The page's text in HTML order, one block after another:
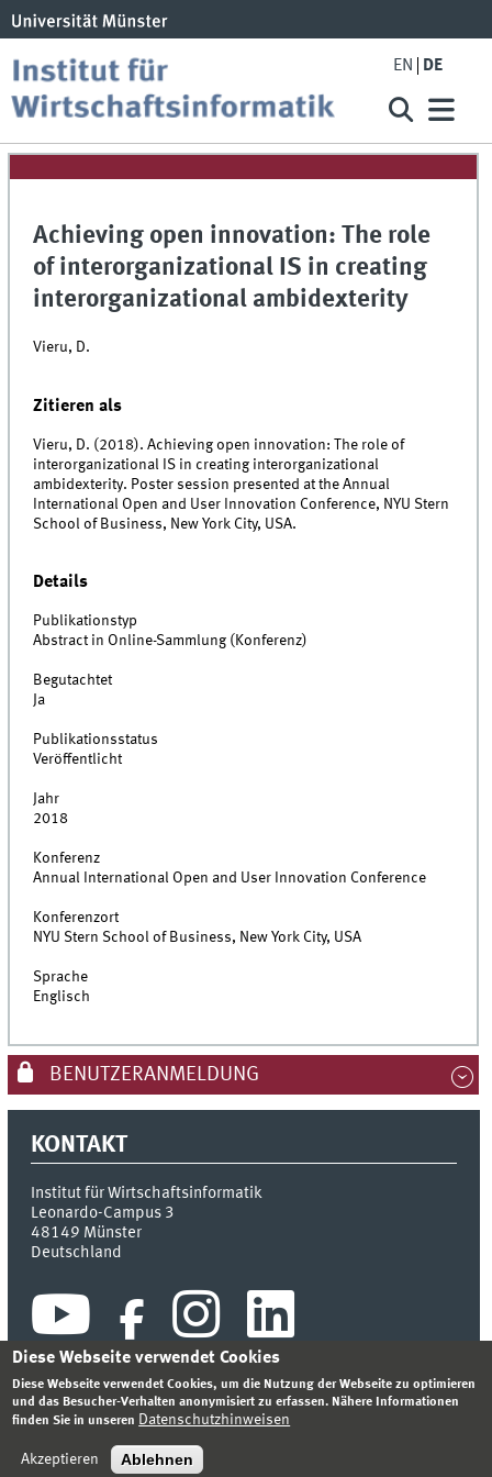
EN DE
Achieving open innovation: The role
of interorganizational IS in creating
interorganizational ambidexterity
Vieru, D.
Zitieren als
Vieru, D. (2018). Achieving open innovation: The role of
interorganizational IS in creating interorganizational
ambidexterity. Poster session presented at the Annual
International Open and User Innovation Conference, NYU Stern
School of Business, New York City, USA.
Details
Publikationstyp
Abstract in Online-Sammlung (Konferenz)
Begutachtet
Ja
Publikationsstatus
Veröffentlicht
Jahr
2018
Konferenz
Annual International Open and User Innovation Conference
Konferenzort
NYU Stern School of Business, New York City, USA
Sprache
Englisch
BENUTZERANMELDUNG
KONTAKT
Institut für Wirtschaftsinformatik
Leonardo-Campus 3
48149 Münster
Deutschland
DATENSCHUTZHINWEIS
Diese Webseite verwendet Cookies
Diese Webseite verwendet Cookies, um die Nutzung der Webseite zu optimieren
und das Besucher-Verhalten anonymisiert zu erfassen. Nähere Informationen
finden Sie in unseren Datenschutzhinweisen
Akzeptieren Ablehnen